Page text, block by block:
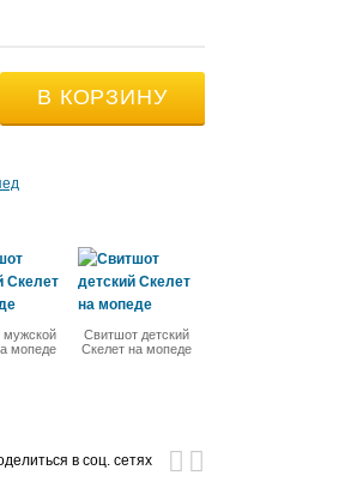
мужской
мопеде
Свитшот детский
Скелет на мопеде
в соц. сетях